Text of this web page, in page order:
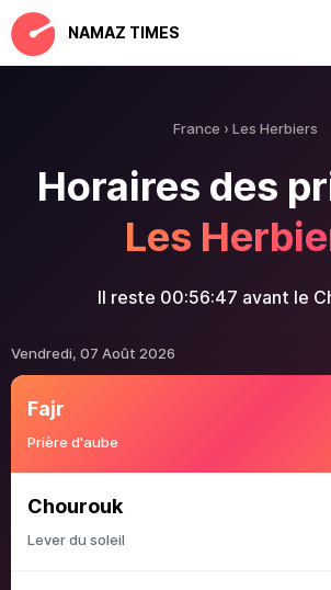
NAMAZ TIMES
France Les Herbiers
Horaires des
Les
Il reste 00:56:47 avant le
Vendredi, 07 Août 2026
Fajr
Prière d'aube
Chourouk
Lever du soleil